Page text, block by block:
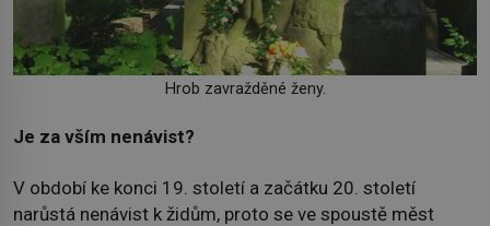
Hrob zavražděné ženy.
Je za vším nenávist?
V období ke konci 19. století a začátku 20. století
narůstá nenávist k židům, proto se ve spoustě měst